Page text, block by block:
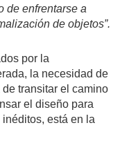
de enfrentarse a
de objetos”.
por la
la necesidad de
transitar el camino
el diseño para
está en la